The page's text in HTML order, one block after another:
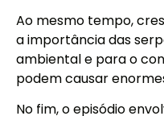
Ao mesmo tempo,
a importância das
ambiental e para o
podem causar
No fim, o episódio